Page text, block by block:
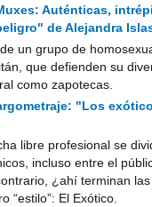
Auténticas,
de Alejandra
un grupo de
que defienden su
como zapotecas.
"Los
libre profesional se
incluso entre el
¿ahí terminan
“estilo”: El Exótico.